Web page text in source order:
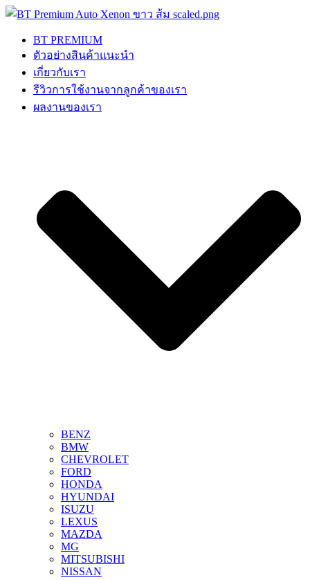
Skip
contentBT PREMIUM
ตัวอย่างสินค้าแนะนำ
เกี่ยวกับเรา
รีวิวการใช้งานจากลูกค้าของเรา
ผลงานของเรา
BENZ
BMW
CHEVROLET
FORD
HONDA
HYUNDAI
ISUZU
LEXUS
MAZDA
MG
MITSUBISHI
NISSAN